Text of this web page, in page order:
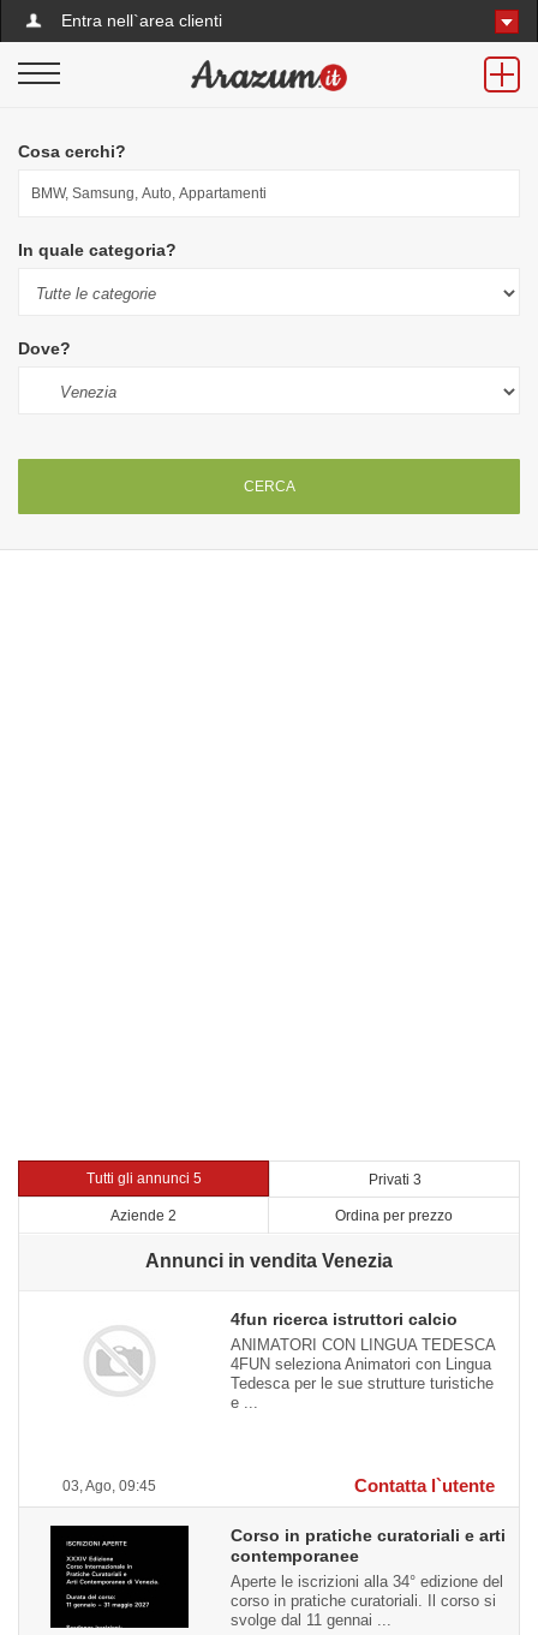
Entra nell`area clienti
Cosa cerchi?
In quale categoria?
Dove?
CERCA
Tutti gli annunci 5 Privati 3
Aziende 2 Ordina per prezzo
Annunci in vendita Venezia
03, Ago, 09:45
4fun ricerca istruttori calcio
ANIMATORI CON LINGUA TEDESCA
4FUN seleziona Animatori con Lingua
Tedesca per le sue strutture turistiche
e ...
Contatta l`utente
Corso in pratiche curatoriali e arti
contemporanee
Aperte le iscrizioni alla 34° edizione del
corso in pratiche curatoriali. Il corso si
svolge dal 11 gennai ...